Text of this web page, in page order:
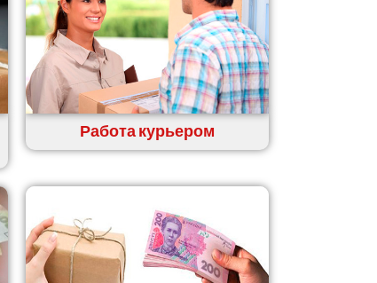
Работа курьером